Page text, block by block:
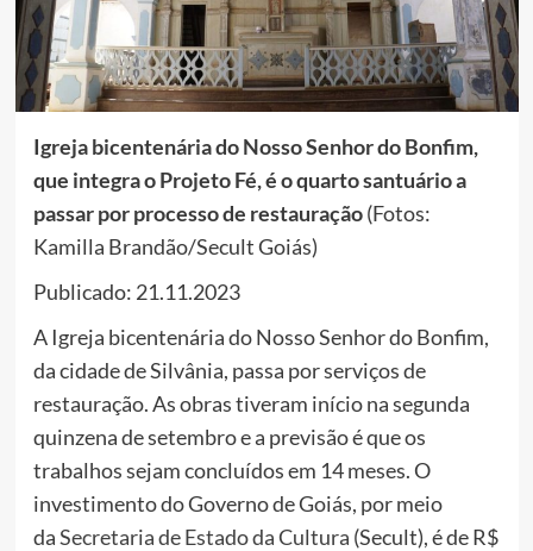
Igreja bicentenária do Nosso Senhor do Bonfim,
que integra o Projeto Fé, é o quarto santuário a
passar por processo de restauração(Fotos:
Kamilla Brandão/Secult Goiás)
Publicado: 21.11.2023
A Igreja bicentenária do Nosso Senhor do Bonfim,
da cidade de Silvânia, passa por serviços de
restauração. As obras tiveram início na segunda
quinzena de setembro e a previsão é que os
trabalhos sejam concluídos em 14 meses. O
investimento do Governo de Goiás, por meio
daSecretaria de Estado da Cultura (Secult), é de R$